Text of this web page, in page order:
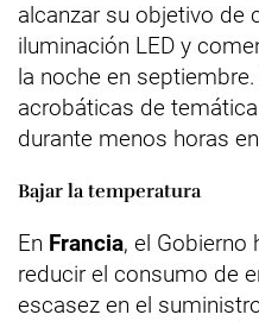
alcanzar su objetivo de
iluminación LED y
la noche en
acrobáticas de
durante menos horas
Bajar la temperatura
En Francia, el Gobierno
reducir el consumo de
escasez en el